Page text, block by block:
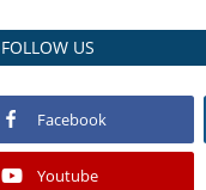
FOLLOW US
Facebook
Youtube